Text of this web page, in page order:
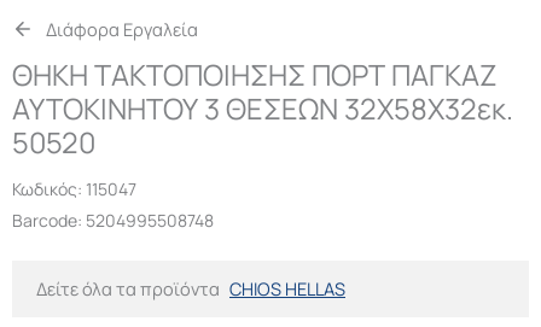
Διάφορα Εργαλεία
ΘΗΚΗ ΤΑΚΤΟΠΟΙΗΣΗΣ ΠΟΡΤ ΠΑΓΚΑΖ
ΑΥΤΟΚΙΝΗΤΟΥ 3 ΘΕΣΕΩΝ 32Χ58Χ32εκ.
50520
Κωδικός: 115047
Barcode: 5204995508748
Δείτε όλα τα προϊόντα CHIOS HELLAS